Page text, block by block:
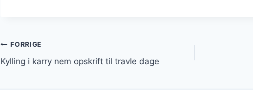
Indlægsnavigation
FORRIGE
Kylling i karry nem opskrift til travle dage